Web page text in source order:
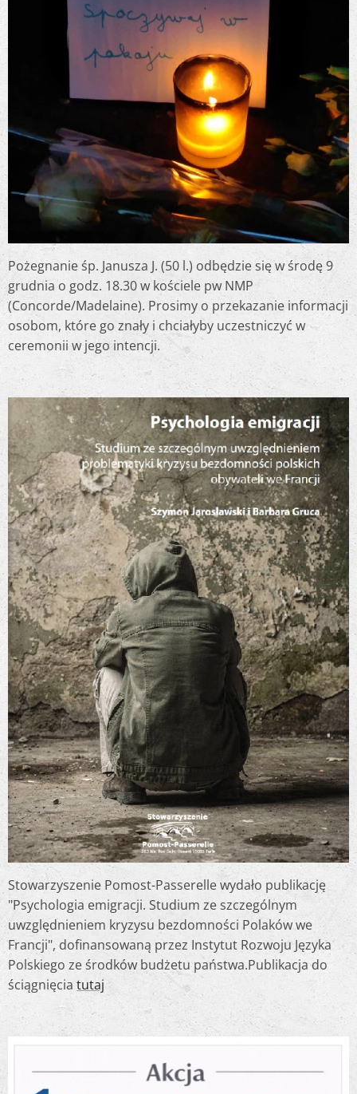
Pożegnanie śp. Janusza J. (50 l.) odbędzie się w środę 9
grudnia o godz. 18.30 w kościele pw NMP
(Concorde/Madelaine). Prosimy o przekazanie informacji
osobom, które go znały i chciałyby uczestniczyć w
ceremonii w jego intencji.
Stowarzyszenie Pomost-Passerelle wydało publikację
"Psychologia emigracji. Studium ze szczególnym
uwzględnieniem kryzysu bezdomności Polaków we
Francji", dofinansowaną przez Instytut Rozwoju Języka
Polskiego ze środków budżetu państwa.Publikacja do
ściągnięcia tutaj